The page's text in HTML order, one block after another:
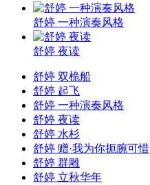
舒婷 一种演奏风格
舒婷 夜读
舒婷 双桅船
舒婷 起飞
舒婷 一种演奏风格
舒婷 夜读
舒婷 水杉
舒婷 赠·我为你扼腕可惜
舒婷 群雕
舒婷 立秋华年